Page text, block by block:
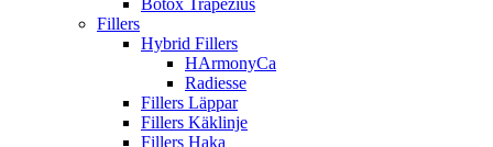
Botox Trapezius
Fillers
Hybrid Fillers
HArmonyCa
Radiesse
Fillers Läppar
Fillers Käklinje
Fillers Haka